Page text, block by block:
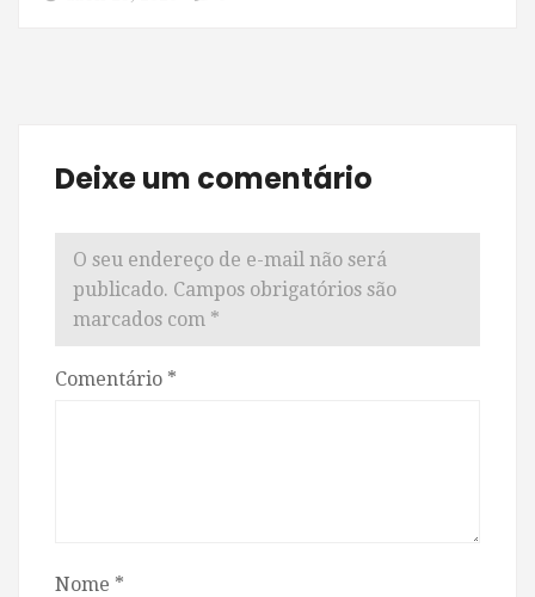
Deixe um comentário
O seu endereço de e-mail não será
publicado. Campos obrigatórios são
marcados com *
Comentário *
Nome *